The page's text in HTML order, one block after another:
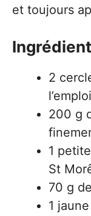
et toujours
2
200 g
1
St
70 g
1